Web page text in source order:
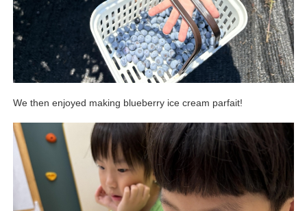
We then enjoyed making blueberry ice cream parfait!